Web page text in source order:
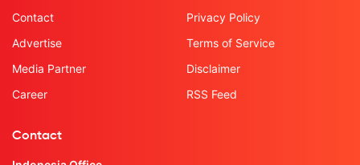
Contact
Advertise
Media Partner
Career
Privacy Policy
Terms of Service
Disclaimer
RSS Feed
Contact